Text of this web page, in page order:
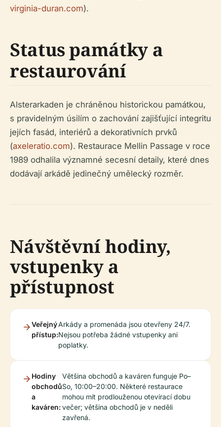
virginia-duran.com).
Status památky a
restaurování
Alsterarkaden je chráněnou historickou památkou,
s pravidelným úsilím o zachování zajišťující integritu
jejích fasád, interiérů a dekorativních prvků
(axeleratio.com). Restaurace Mellin Passage v roce
1989 odhalila významné secesní detaily, které dnes
dodávají arkádě jedinečný umělecký rozměr.
Návštěvní hodiny,
vstupenky a
přístupnost
Veřejný
přístup:
Arkády a promenáda jsou otevřeny 24/7.
Nejsou potřeba žádné vstupenky ani
poplatky.
Hodiny
obchodů
a
kaváren:
Většina obchodů a kaváren funguje Po–
So, 10:00–20:00. Některé restaurace
mohou mít prodlouženou otevírací dobu
večer; většina obchodů je v neděli
zavřená.